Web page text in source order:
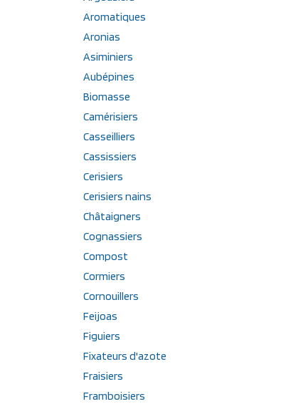
Aromatiques
Aronias
Asiminiers
Aubépines
Biomasse
Camérisiers
Casseilliers
Cassissiers
Cerisiers
Cerisiers nains
Châtaigners
Cognassiers
Compost
Cormiers
Cornouillers
Feijoas
Figuiers
Fixateurs d'azote
Fraisiers
Framboisiers